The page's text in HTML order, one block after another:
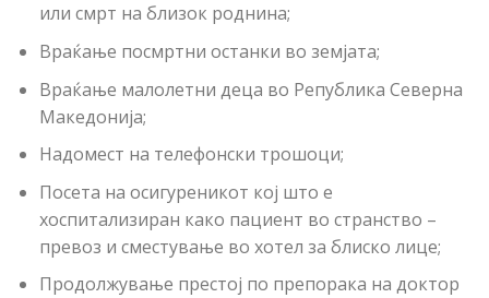
или смрт на близок роднина;
Враќање посмртни останки во земјата;
Враќање малолетни деца во Република Северна
Македонија;
Надомест на телефонски трошоци;
Посета на осигуреникот кој што е
хоспитализиран како пациент во странство –
превоз и сместување во хотел за блиско лице;
Продолжување престој по препорака на доктор